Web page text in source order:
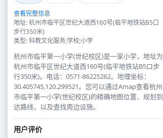
查看完整信息
地址: 杭州市临平区世纪大道西160号(临平地铁站B5口
步行350米)
类型: 科教文化服务;学校;小学
杭州市临平第一小学(世纪校区)是一家小学，地址为
杭州市临平区世纪大道西160号(临平地铁站B5口步
行350米)。电话：0571-86225262。地理坐标：
30.405745,120.299521。您可以通过Amap查看杭州
市临平第一小学(世纪校区)的精确地图位置、规划到
达路线，以及查找周边设施。
用户评价